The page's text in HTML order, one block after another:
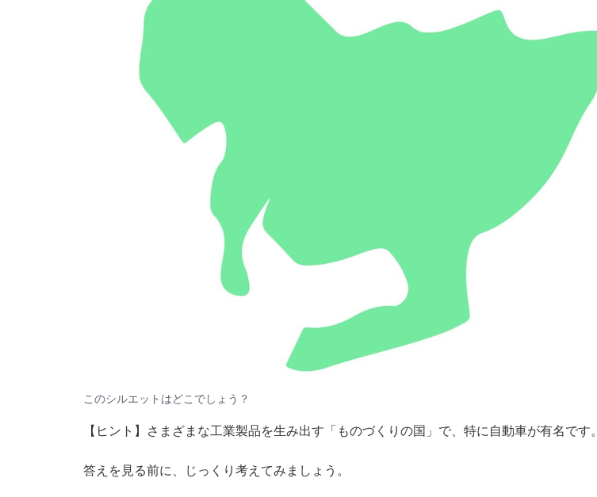
このシルエットはどこでしょう？
【ヒント】さまざまな工業製品を生み出す「ものづくりの国」で、特に自動車が有名です。
答えを見る前に、じっくり考えてみましょう。